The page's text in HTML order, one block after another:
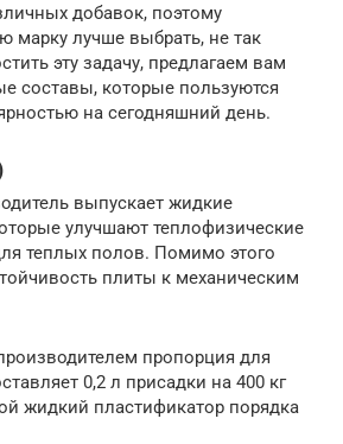
добавок, поэтому
марку лучше выбрать, не так
эту задачу, предлагаем вам
составы, которые пользуются
на сегодняшний день.
выпускает жидкие
улучшают теплофизические
теплых полов. Помимо этого
плиты к механическим
пропорция для
0,2 л присадки на 400 кг
жидкий пластификатор порядка